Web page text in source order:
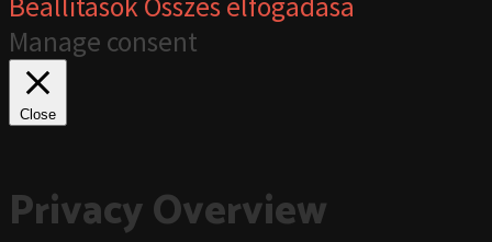
Manage consent
Close
Privacy Overview